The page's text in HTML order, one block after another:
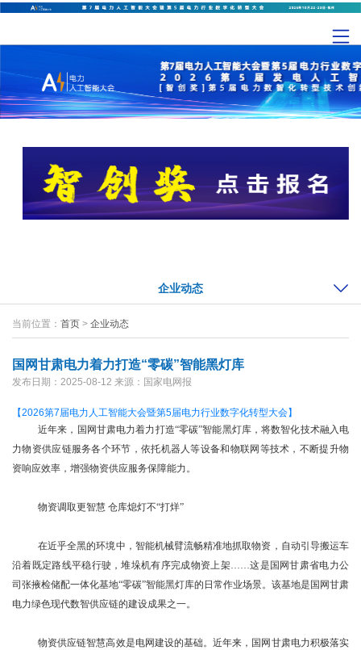
企业动态
当前位置： 首页 > 企业动态
国网甘肃电力着力打造“零碳”智能黑灯库
发布日期：2025-08-12 来源：国家电网报
【2026第7届电力人工智能大会暨第5届电力行业数字化转型大会】
近年来，国网甘肃电力着力打造“零碳”智能黑灯库，将数智化技术融入电
力物资供应链服务各个环节，依托机器人等设备和物联网等技术，不断提升物
资响应效率，增强物资供应服务保障能力。
物资调取更智慧 仓库熄灯不“打烊”
在近乎全黑的环境中，智能机械臂流畅精准地抓取物资，自动引导搬运车
沿着既定路线平稳行驶，堆垛机有序完成物资上架……这是国网甘肃省电力公
司张掖检储配一体化基地“零碳”智能黑灯库的日常作业场景。该基地是国网甘肃
电力绿色现代数智供应链的建设成果之一。
物资供应链智慧高效是电网建设的基础。近年来，国网甘肃电力积极落实